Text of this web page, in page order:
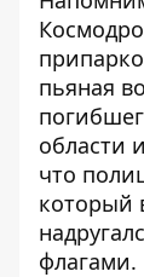
пьяная
области
что
который
флагами.